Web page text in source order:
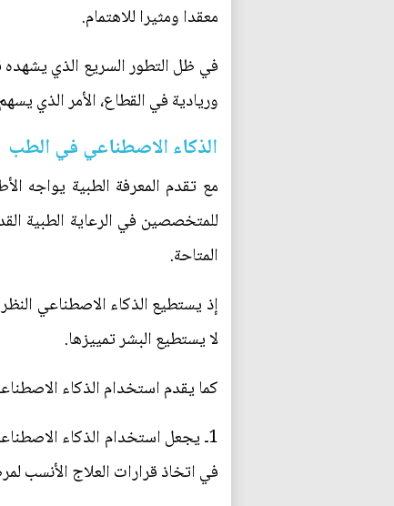
معقدا ومثيرا للاهتمام.
في ظل التطور السريع الذي يشهده
وريادية في القطاع، الأمر الذي
الذكاء الاصطناعي في الطب
مع تقدم المعرفة الطبية يواجه
للمتخصصين في الرعاية الطبية
المتاحة.
إذ يستطيع الذكاء الاصطناعي
لا يستطيع البشر تمييزها.
كما يقدم استخدام الذكاء
1ـ يجعل استخدام الذكاء
في اتخاذ قرارات العلاج الأنسب